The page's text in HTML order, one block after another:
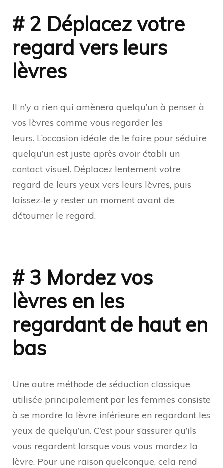
# 2 Déplacez votre
regard vers leurs
lèvres
Il n’y a rien qui amènera quelqu’un à penser à
vos lèvres comme vous regarder les
leurs. L’occasion idéale de le faire pour séduire
quelqu’un est juste après avoir établi un
contact visuel. Déplacez lentement votre
regard de leurs yeux vers leurs lèvres, puis
laissez-le y rester un moment avant de
détourner le regard.
# 3 Mordez vos
lèvres en les
regardant de haut en
bas
Une autre méthode de séduction classique
utilisée principalement par les femmes consiste
à se mordre la lèvre inférieure en regardant les
yeux de quelqu’un. C’est pour s’assurer qu’ils
vous regardent lorsque vous vous mordez la
lèvre. Pour une raison quelconque, cela rend